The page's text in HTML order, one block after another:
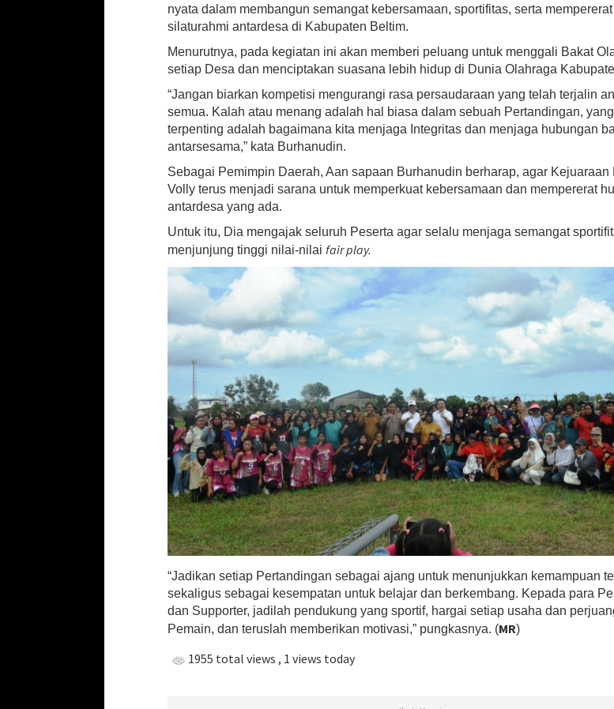
nyata dalam membangun semangat kebersamaan, sportifitas, serta
silaturahmi antardesa di Kabupaten Beltim.
Menurutnya, pada kegiatan ini akan memberi peluang untuk menggali Bakat
setiap Desa dan menciptakan suasana lebih hidup di Dunia Olahraga
“Jangan biarkan kompetisi mengurangi rasa persaudaraan yang telah terjalin
semua. Kalah atau menang adalah hal biasa dalam sebuah Pertandingan, yang
terpenting adalah bagaimana kita menjaga Integritas dan menjaga hubungan
antarsesama,” kata Burhanudin.
Sebagai Pemimpin Daerah, Aan sapaan Burhanudin berharap, agar Kejuaraan
Volly terus menjadi sarana untuk memperkuat kebersamaan dan mempererat
antardesa yang ada.
Untuk itu, Dia mengajak seluruh Peserta agar selalu menjaga semangat
menjunjung tinggi nilai-nilai fair play.
“Jadikan setiap Pertandingan sebagai ajang untuk menunjukkan kemampuan
sekaligus sebagai kesempatan untuk belajar dan berkembang. Kepada para
dan Supporter, jadilah pendukung yang sportif, hargai setiap usaha dan
Pemain, dan teruslah memberikan motivasi,” pungkasnya. (MR)
1955 total views , 1 views today